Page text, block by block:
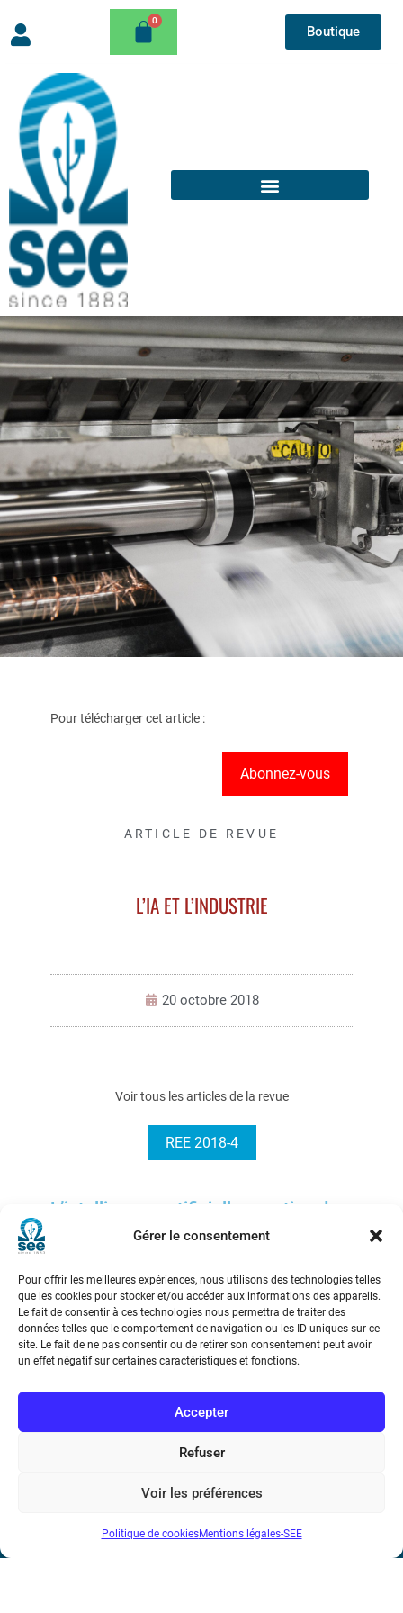
Gérer le consentement
Pour offrir les meilleures expériences, nous utilisons des technologies telles
que les cookies pour stocker et/ou accéder aux informations des appareils.
Le fait de consentir à ces technologies nous permettra de traiter des
données telles que le comportement de navigation ou les ID uniques sur ce
site. Le fait de ne pas consentir ou de retirer son consentement peut avoir
un effet négatif sur certaines caractéristiques et fonctions.
Accepter
Refuser
Voir les préférences
Politique de cookiesMentions légales-SEE
Boutique
Pour télécharger cet article :
Abonnez-vous
ARTICLE DE REVUE
L’IA ET L’INDUSTRIE
20 octobre 2018
Voir tous les articles de la revue
REE 2018-4
L’intelligence artificielle : soutien du
renouveau industriel
Société de l’Electricité, de l’Electronique et des Technologies
17 rue de l’Amiral Hamelin75116 Paris
Métro : « Boissière » Ligne 6 et « Iéna » Ligne 9
Téléphone : (+33) 1 56 90 37 17
N° de SIREN : 785 393 232, Code APE : 9412Z TVA intra-